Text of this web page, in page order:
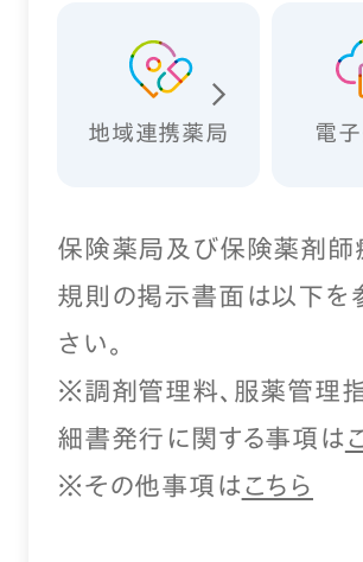
地域連携薬局 電
保険薬局及び保険薬剤師
規則の掲示書面は以下を
さい。
※調剤管理料、服薬管理
細書発行に関する事項は
※その他事項は こちら